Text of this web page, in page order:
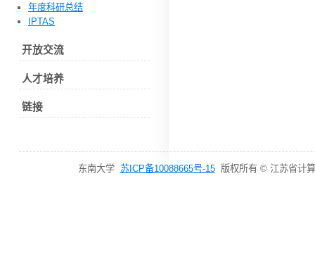
年度科研总结
IPTAS
开放交流
人才培养
链接
东南大学 苏ICP备10088665号-15版权所有 © 江苏省计算